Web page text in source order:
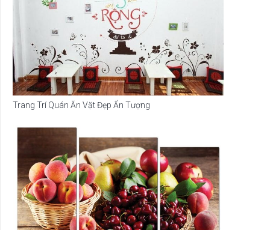
Trang Trí Quán Ăn Vặt Đẹp Ấn Tượng